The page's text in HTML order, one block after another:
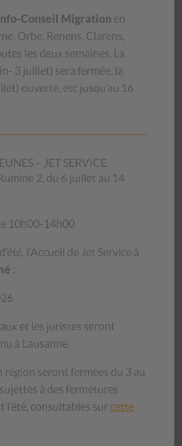
» rts, 2020
Questions d’argent,
le service du
vaisselle… venez découvrir
contribuez à aider des personnes
une deuxième vie aux objets,
nos magasins
Conseil Migration en
Orbe, Renens, Clarens,
les deux semaines. La
3 juillet) sera fermée, la
ouverte, etc jusqu’au 16
– JET SERVICE
2, du 6 juillet au 14
10h00-14h00
l’Accueil de Jet Service à
:
et les juristes seront
à Lausanne.
région seront fermées du 3 au
à des fermetures
l’été, consultables surcette